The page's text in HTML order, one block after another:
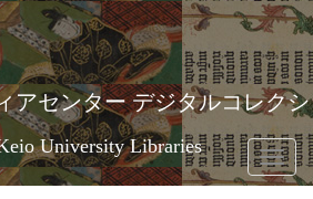
アセンター デジタルコレクシ
University Libraries
Toggle